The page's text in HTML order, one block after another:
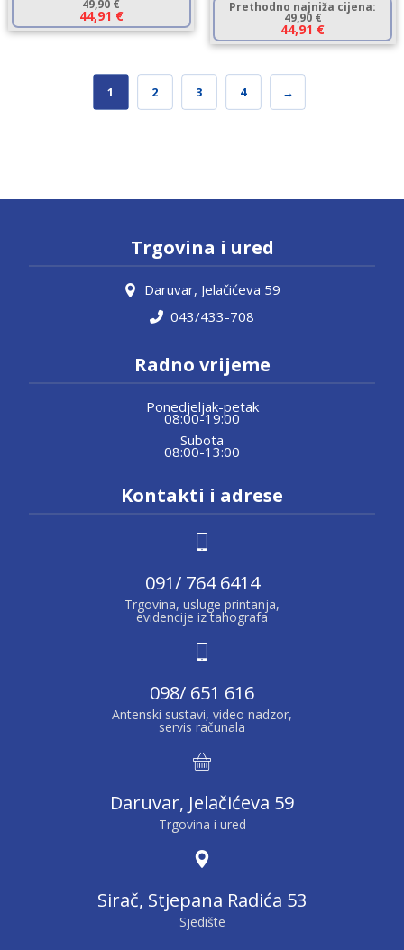
49,90 €
44,91 €
Prethodno najniža cijena:
49,90 €
44,91 €
1 2 3 4 →
Trgovina i ured
Daruvar, Jelačićeva 59
043/433-708
Radno vrijeme
Ponedjeljak-petak
08:00-19:00
Subota
08:00-13:00
Kontakti i adrese
091/ 764 6414
Trgovina, usluge printanja,
evidencije iz tahografa
098/ 651 616
Antenski sustavi, video nadzor,
servis računala
Daruvar, Jelačićeva 59
Trgovina i ured
Sirač, Stjepana Radića 53
Sjedište